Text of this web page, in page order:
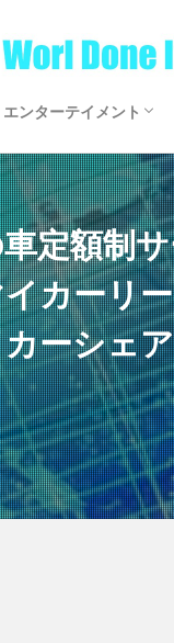
エンターテイメント
ゲーム
文芸・マンガ
映画・アニメ・ドラマ
音楽
定額制
カーリ
ーシェア